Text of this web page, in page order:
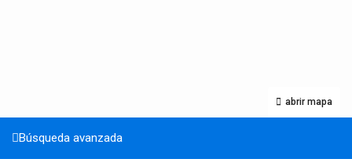
abrir mapa
Búsqueda avanzada